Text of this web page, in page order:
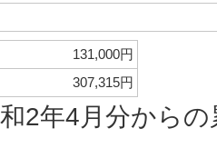
131,000円
307,315円
2年4月分からの